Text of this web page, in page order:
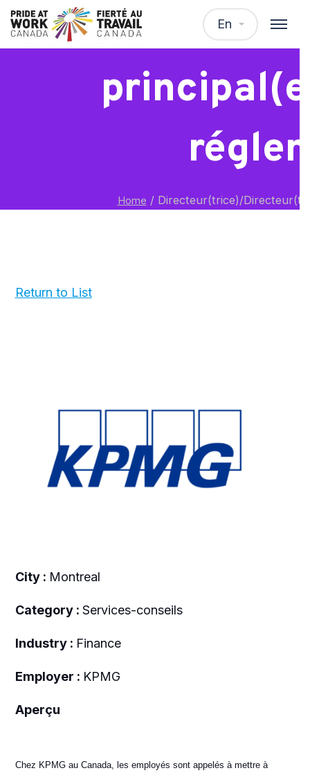
En
Home /Directeur(trice)/
Return to List
City : Montreal
Category : Services-conseils
Industry : Finance
Employer : KPMG
Aperçu
Chez KPMG au Canada, les employés sont appelés à mettre à